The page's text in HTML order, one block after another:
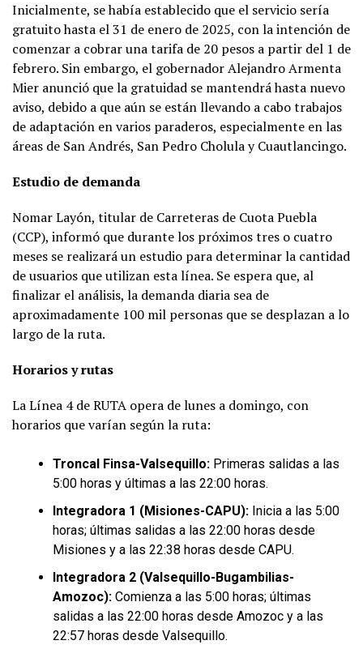
Inicialmente, se había establecido que el servicio sería
gratuito hasta el 31 de enero de 2025, con la intención de
comenzar a cobrar una tarifa de 20 pesos a partir del 1 de
febrero. Sin embargo, el gobernador Alejandro Armenta
Mier anunció que la gratuidad se mantendrá hasta nuevo
aviso, debido a que aún se están llevando a cabo trabajos
de adaptación en varios paraderos, especialmente en las
áreas de San Andrés, San Pedro Cholula y Cuautlancingo.
Estudio de demanda
Nomar Layón, titular de Carreteras de Cuota Puebla
(CCP), informó que durante los próximos tres o cuatro
meses se realizará un estudio para determinar la cantidad
de usuarios que utilizan esta línea. Se espera que, al
finalizar el análisis, la demanda diaria sea de
aproximadamente 100 mil personas que se desplazan a lo
largo de la ruta.
Horarios y rutas
La Línea 4 de RUTA opera de lunes a domingo, con
horarios que varían según la ruta:
Troncal Finsa-Valsequillo: Primeras salidas a las
5:00 horas y últimas a las 22:00 horas.
Integradora 1 (Misiones-CAPU): Inicia a las 5:00
horas; últimas salidas a las 22:00 horas desde
Misiones y a las 22:38 horas desde CAPU.
Integradora 2 (Valsequillo-Bugambilias-
Amozoc): Comienza a las 5:00 horas; últimas
salidas a las 22:00 horas desde Amozoc y a las
22:57 horas desde Valsequillo.